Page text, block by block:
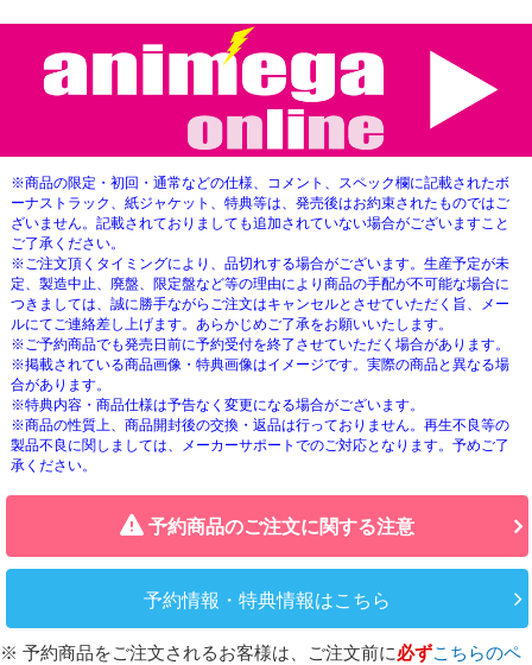
※商品の限定・初回・通常などの仕様、コメント、スペック欄に記載されたボ
ーナストラック、紙ジャケット、特典等は、発売後はお約束されたものではご
ざいません。記載されておりましても追加されていない場合がございますこと
ご了承ください。
※ご注文頂くタイミングにより、品切れする場合がございます。生産予定が未
定、製造中止、廃盤、限定盤など等の理由により商品の手配が不可能な場合に
つきましては、誠に勝手ながらご注文はキャンセルとさせていただく旨、メー
ルにてご連絡差し上げます。あらかじめご了承をお願いいたします。
※ご予約商品でも発売日前に予約受付を終了させていただく場合があります。
※掲載されている商品画像・特典画像はイメージです。実際の商品と異なる場
合があります。
※特典内容・商品仕様は予告なく変更になる場合がございます。
※商品の性質上、商品開封後の交換・返品は行っておりません。再生不良等の
製品不良に関しましては、メーカーサポートでのご対応となります。予めご了
承ください。
予約商品のご注文に関する注意
予約情報・特典情報はこちら
※ 予約商品をご注文されるお客様は、ご注文前に必ずこちらのペ